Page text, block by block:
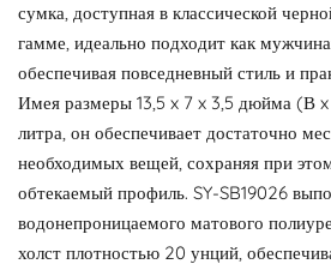
сумка, доступная в классической
гамме, идеально подходит как
обеспечивая повседневный стиль и
Имея размеры 13,5 x 7 x 3,5 дюйма (В
литра, он обеспечивает достаточно
необходимых вещей, сохраняя при
обтекаемый профиль. SY-SB19026
водонепроницаемого матового
холст плотностью 20 унций,